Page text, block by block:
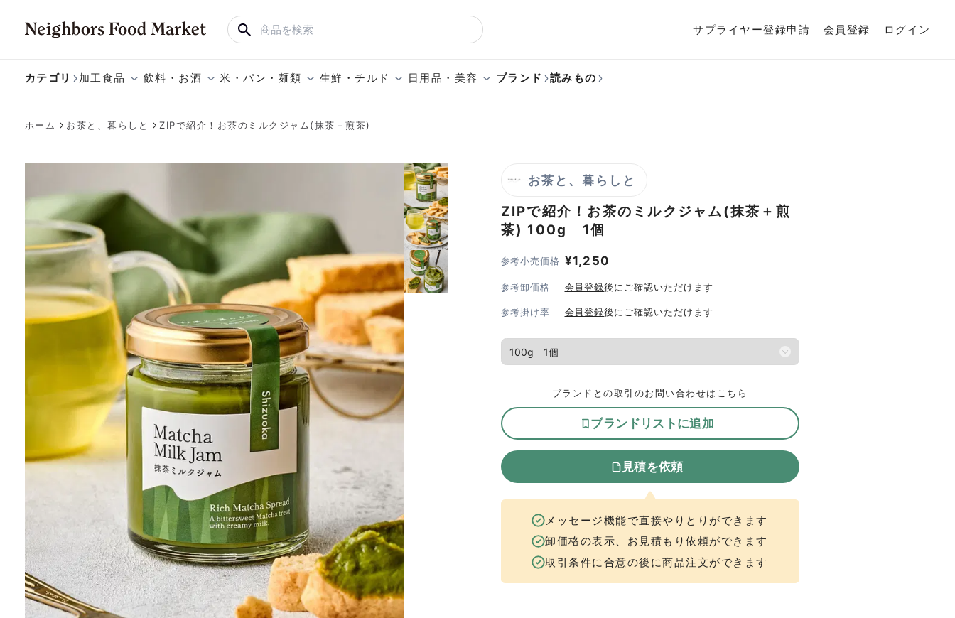
サプライヤー登録申請 会員登録 ログイン
カテゴリ 加工食品 飲料・お酒 米・パン・麺類 生鮮・チルド 日用品・美容 ブランド 読みもの
ホーム お茶と、暮らしと ZIPで紹介！お茶のミルクジャム(抹茶＋煎茶)
お茶と、暮らしと
ZIPで紹介！お茶のミルクジャム(抹茶＋煎
茶) 100g 1個
参考小売価格 ¥1,250
参考卸価格 会員登録後にご確認いただけます
参考掛け率 会員登録後にご確認いただけます
ブランドとの取引のお問い合わせはこちら
ブランドリストに追加
見積を依頼
メッセージ機能で直接やりとりができます
卸価格の表示、お見積もり依頼ができます
取引条件に合意の後に商品注文ができます